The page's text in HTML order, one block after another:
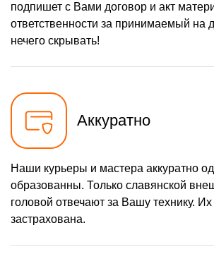
подпишет с Вами договор и акт
ответственности за принимаемый на
нечего скрывать!
Аккуратно
Наши курьеры и мастера аккуратно
образованны. Только славянской
головой отвечают за Вашу технику. Их
застрахована.